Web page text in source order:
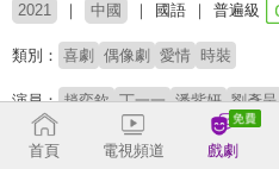
2021 中國 國語 普遍級
類別： 喜劇 偶像劇 愛情 時裝
演員： 趙弈欽 丁一一 潘紫妍 劉彥呈
導演：
首頁 電視頻道 戲劇